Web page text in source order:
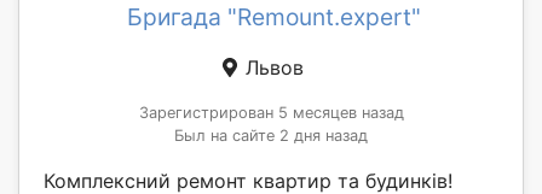
Бригада "Remount.expert"
Львов
Зарегистрирован 5 месяцев назад
Был на сайте 2 дня назад
Комплексний ремонт квартир та будинків!